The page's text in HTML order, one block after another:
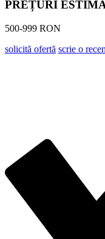
PREȚURI
500-999 RON
solicită ofertă scrie o